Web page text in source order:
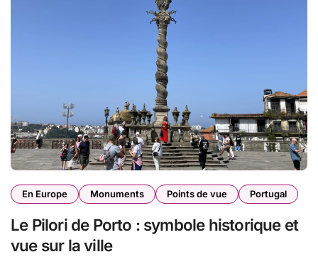
En Europe Monuments Points de vue Portugal
Le Pilori de Porto : symbole historique et
vue sur la ville